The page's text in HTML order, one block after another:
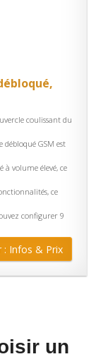
coulissant du
débloqué GSM est
volume élevé, ce
ce
configurer 9
: Infos & Prix
un